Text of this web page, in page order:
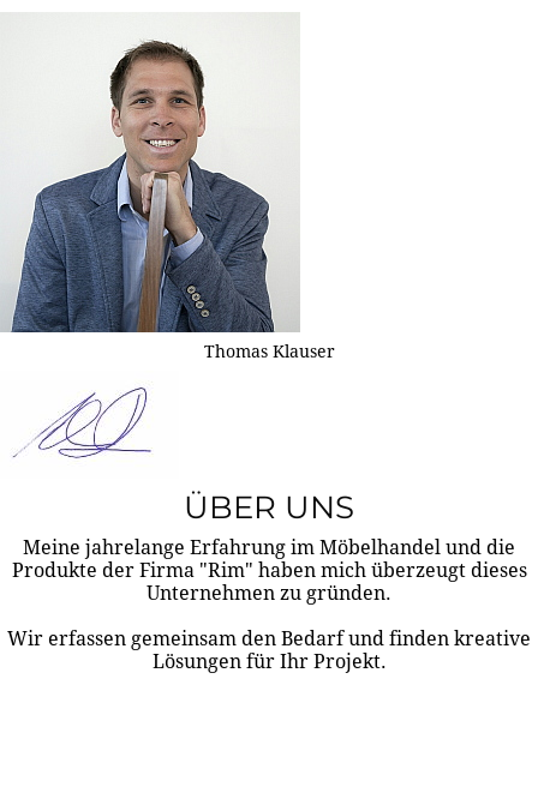
Thomas Klauser
ÜBER UNS
Meine jahrelange Erfahrung im Möbelhandel und die
Produkte der Firma "Rim" haben mich überzeugt dieses
Unternehmen zu gründen.
Wir erfassen gemeinsam den Bedarf und finden kreative
Lösungen für Ihr Projekt.